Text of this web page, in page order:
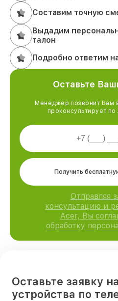
Составим точную
Выдадим
талон
Подробно ответим
Оставьте
Менеджер позвонит Вам
проконсультирует
Получить
Отправляя
консультацию и
Acer, Вы
обработку
Оставьте заявку
устройства по